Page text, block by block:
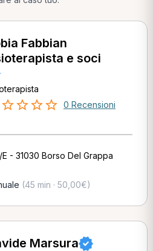
Fabbian
e soci
0 Recensioni
- 31030 Borso Del Grappa
(45 min · 50,00€)
Marsura